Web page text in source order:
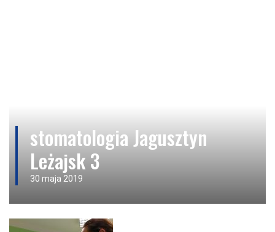
stomatologia Jagusztyn
Leżajsk 3
30 maja 2019